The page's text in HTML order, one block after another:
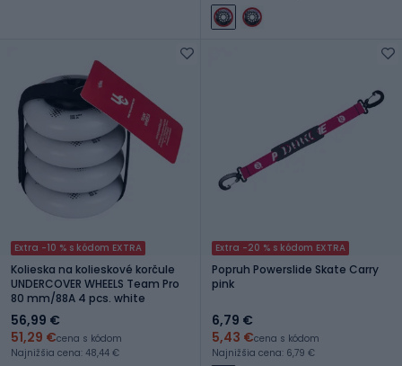
Extra -10 % s kódom EXTRA
Kolieska na kolieskové korčule
UNDERCOVER WHEELS Team Pro
80 mm/88A 4 pcs. white
56,99 €
51,29 €cena s kódom
Najnižšia cena: 48,44 €
Extra -20 % s kódom EXTRA
Popruh Powerslide Skate Carry
pink
6,79 €
5,43 €cena s kódom
Najnižšia cena: 6,79 €